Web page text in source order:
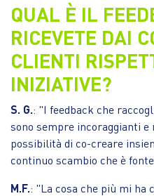
QUAL È IL
RICEVETE DAI
CLIENTI
INIZIATIVE?
S. G.: "I feedback che
sono sempre incoraggianti
possibilità di co-creare
continuo scambio che è
M.F.: "La cosa che più mi ha